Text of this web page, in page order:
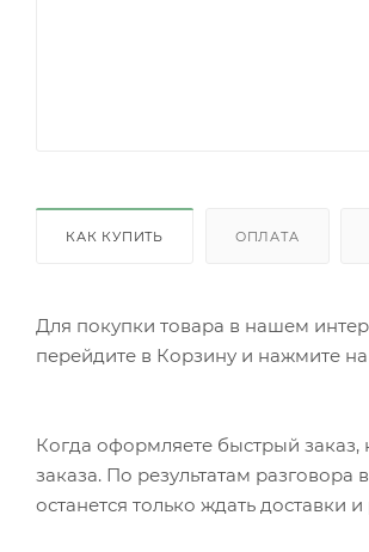
КАК КУПИТЬ ОПЛАТА
Для покупки товара в нашем
перейдите в Корзину и нажмите
Когда оформляете быстрый
заказа. По результатам
останется только ждать доставки